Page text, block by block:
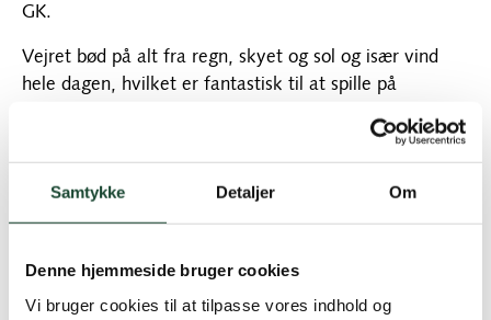
Samtykke Detaljer Om
Denne hjemmeside bruger cookies
Vi bruger cookies til at tilpasse vores indhold og
GK.
Vejret bød på alt fra regn, skyet og sol og især vind
hele dagen, hvilket er fantastisk til at spille på
Morgenens foursome var en jævn kamp hvor det var
2-2
En fantastisk golfdag med både god og mindre god